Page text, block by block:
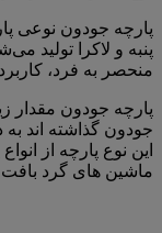
پارچه جودون نوعی
پنبه و لاکرا تولید
منحصر به فرد،
پارچه جودون مقدار
جودون گذاشته اند
این نوع پارچه از
ماشین های گرد بافت